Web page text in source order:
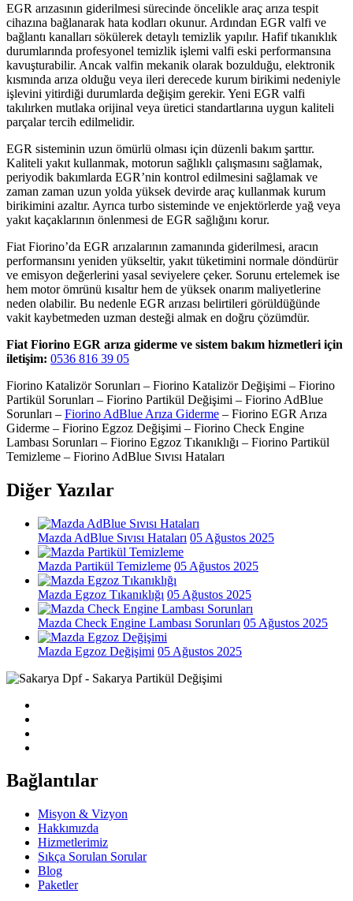
EGR arızasının giderilmesi sürecinde öncelikle araç arıza tespit
cihazına bağlanarak hata kodları okunur. Ardından EGR valfi ve
bağlantı kanalları sökülerek detaylı temizlik yapılır. Hafif tıkanıklık
durumlarında profesyonel temizlik işlemi valfi eski performansına
kavuşturabilir. Ancak valfin mekanik olarak bozulduğu, elektronik
kısmında arıza olduğu veya ileri derecede kurum birikimi nedeniyle
işlevini yitirdiği durumlarda değişim gerekir. Yeni EGR valfi
takılırken mutlaka orijinal veya üretici standartlarına uygun kaliteli
parçalar tercih edilmelidir.
EGR sisteminin uzun ömürlü olması için düzenli bakım şarttır.
Kaliteli yakıt kullanmak, motorun sağlıklı çalışmasını sağlamak,
periyodik bakımlarda EGR’nin kontrol edilmesini sağlamak ve
zaman zaman uzun yolda yüksek devirde araç kullanmak kurum
birikimini azaltır. Ayrıca turbo sisteminde ve enjektörlerde yağ veya
yakıt kaçaklarının önlenmesi de EGR sağlığını korur.
Fiat Fiorino’da EGR arızalarının zamanında giderilmesi, aracın
performansını yeniden yükseltir, yakıt tüketimini normale döndürür
ve emisyon değerlerini yasal seviyelere çeker. Sorunu ertelemek ise
hem motor ömrünü kısaltır hem de yüksek onarım maliyetlerine
neden olabilir. Bu nedenle EGR arızası belirtileri görüldüğünde
vakit kaybetmeden uzman desteği almak en doğru çözümdür.
Fiat Fiorino EGR arıza giderme ve sistem bakım hizmetleri için
iletişim: 0536 816 39 05
Fiorino Katalizör Sorunları – Fiorino Katalizör Değişimi – Fiorino
Partikül Sorunları – Fiorino Partikül Değişimi – Fiorino AdBlue
Sorunları – Fiorino AdBlue Arıza Giderme – Fiorino EGR Arıza
Giderme – Fiorino Egzoz Değişimi – Fiorino Check Engine
Lambası Sorunları – Fiorino Egzoz Tıkanıklığı – Fiorino Partikül
Temizleme – Fiorino AdBlue Sıvısı Hataları
Diğer Yazılar
Mazda AdBlue Sıvısı Hataları 05 Ağustos 2025
Mazda Partikül Temizleme 05 Ağustos 2025
Mazda Egzoz Tıkanıklığı 05 Ağustos 2025
Mazda Check Engine Lambası Sorunları 05 Ağustos 2025
Mazda Egzoz Değişimi 05 Ağustos 2025
Bağlantılar
Misyon & Vizyon
Hakkımızda
Hizmetlerimiz
Sıkça Sorulan Sorular
Blog
Paketler